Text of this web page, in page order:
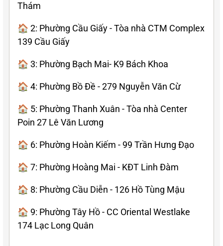
Thám
🏠 2: Phường Cầu Giấy - Tòa nhà CTM Complex
139 Cầu Giấy
🏠 3: Phường Bạch Mai- K9 Bách Khoa
🏠 4: Phường Bồ Đề - 279 Nguyễn Văn Cừ
🏠 5: Phường Thanh Xuân - Tòa nhà Center
Poin 27 Lê Văn Lương
🏠 6: Phường Hoàn Kiếm - 99 Trần Hưng Đạo
🏠 7: Phường Hoàng Mai - KĐT Linh Đàm
🏠 8: Phường Cầu Diễn - 126 Hồ Tùng Mậu
🏠 9: Phường Tây Hồ - CC Oriental Westlake
174 Lạc Long Quân